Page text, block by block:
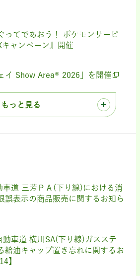
ってであおう！ ポケモンサービ
キャンペーン』開催
イ Show Area® 2026」を開催
もっと見る
車道 三芳ＰＡ(下り線)における消
誤表示の商品販売に関するお知ら
動車道 横川SA(下り線)ガスステ
給油キャップ置き忘れに関するお
】